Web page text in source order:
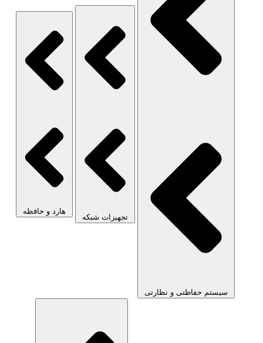
سیستم حفاظتی و نظارتی
تجهیزات شبکه
هارد و حافظه